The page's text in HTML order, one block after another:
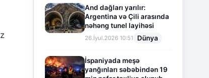
And dağları yarılır:
Argentina və Çili arasında
nəhəng tunel layihəsi
26.İyul.2026 10:51 Dünya
İspaniyada meşə
yanğınları səbəbindən 19